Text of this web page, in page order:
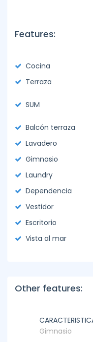
Features:
Cocina
Terraza
SUM
Balcón terraza
Lavadero
Gimnasio
Laundry
Dependencia
Vestidor
Escritorio
Vista al mar
Other features:
Gimnasio